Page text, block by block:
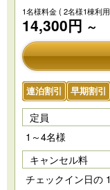
1名様料金( 2名様1棟利
14,300円 ～
連泊割引 早期割引
定員
1～4名様
キャンセル料
チェックイン日の